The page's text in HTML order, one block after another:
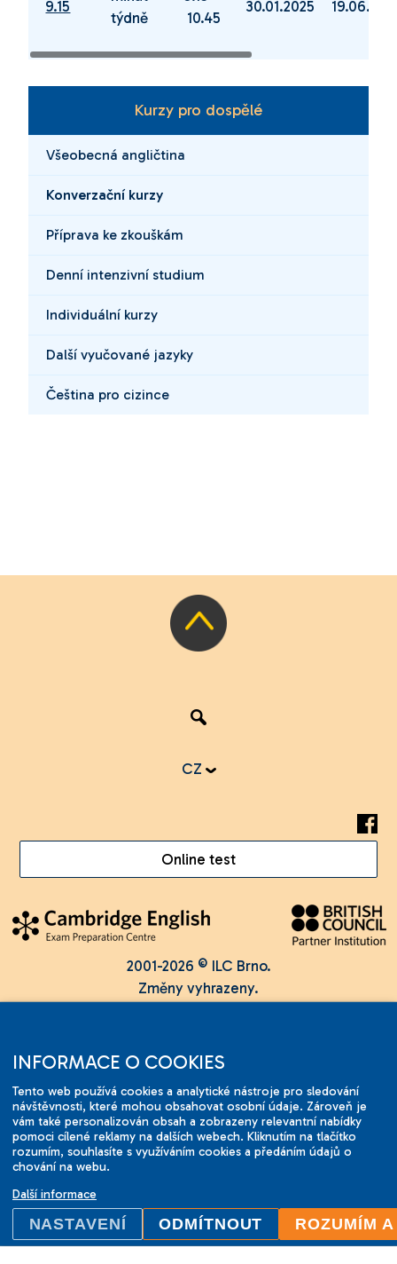
9.15
týdně
10.45
30.01.2025
Kurzy pro dospělé
Všeobecná angličtina
Konverzační kurzy
Příprava ke zkouškám
Denní intenzivní studium
Individuální kurzy
Další vyučované jazyky
Čeština pro cizince
CZ
Online test
2001-2026 © ILC Brno.
Změny vyhrazeny.
INFORMACE O COOKIES
Tento web používá cookies a analytické nástroje pro sledování
návštěvnosti, které mohou obsahovat osobní údaje. Zároveň je
vám také personalizován obsah a zobrazeny relevantní nabídky
pomoci cílené reklamy na dalších webech. Kliknutím na tlačítko
rozumím, souhlasíte s využíváním cookies a předáním údajů o
chování na webu.
Další informace
NASTAVENÍ ODMÍTNOUT ROZUMÍM